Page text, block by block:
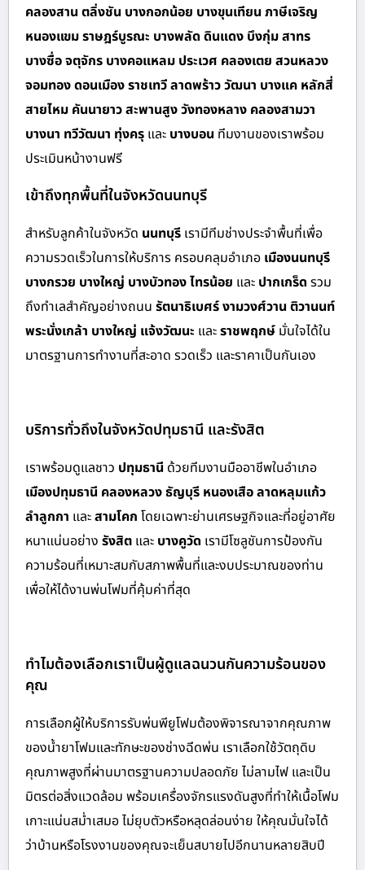
คลองสาน ตลิ่งชัน บางกอกน้อย บางขุนเทียน ภาษีเจริญ
หนองแขม ราษฎร์บูรณะ บางพลัด ดินแดง บึงกุ่ม สาทร
บางซื่อ จตุจักร บางคอแหลม ประเวศ คลองเตย สวนหลวง
จอมทอง ดอนเมือง ราชเทวี ลาดพร้าว วัฒนา บางแค หลักสี่
สายไหม คันนายาว สะพานสูง วังทองหลาง คลองสามวา
บางนา ทวีวัฒนา ทุ่งครุ และ บางบอน ทีมงานของเราพร้อม
ประเมินหน้างานฟรี
เข้าถึงทุกพื้นที่ในจังหวัดนนทบุรี
สำหรับลูกค้าในจังหวัด นนทบุรี เรามีทีมช่างประจำพื้นที่เพื่อ
ความรวดเร็วในการให้บริการ ครอบคลุมอำเภอ เมืองนนทบุรี
บางกรวย บางใหญ่ บางบัวทอง ไทรน้อย และ ปากเกร็ด รวม
ถึงทำเลสำคัญอย่างถนน รัตนาธิเบศร์ งามวงศ์วาน ติวานนท์
พระนั่งเกล้า บางใหญ่ แจ้งวัฒนะ และราชพฤกษ์ มั่นใจได้ใน
มาตรฐานการทำงานที่สะอาด รวดเร็ว และราคาเป็นกันเอง
บริการทั่วถึงในจังหวัดปทุมธานี และรังสิต
เราพร้อมดูแลชาว ปทุมธานี ด้วยทีมงานมืออาชีพในอำเภอ
เมืองปทุมธานี คลองหลวง ธัญบุรี หนองเสือ ลาดหลุมแก้ว
ลำลูกกา และสามโคก โดยเฉพาะย่านเศรษฐกิจและที่อยู่อาศัย
หนาแน่นอย่าง รังสิต และ บางคูวัด เรามีโซลูชันการป้องกัน
ความร้อนที่เหมาะสมกับสภาพพื้นที่และงบประมาณของท่าน
เพื่อให้ได้งานพ่นโฟมที่คุ้มค่าที่สุด
ทำไมต้องเลือกเราเป็นผู้ดูแลฉนวนกันความร้อนของ
คุณ
การเลือกผู้ให้บริการรับพ่นพียูโฟมต้องพิจารณาจากคุณภาพ
ของน้ำยาโฟมและทักษะของช่างฉีดพ่น เราเลือกใช้วัตถุดิบ
คุณภาพสูงที่ผ่านมาตรฐานความปลอดภัย ไม่ลามไฟ และเป็น
มิตรต่อสิ่งแวดล้อม พร้อมเครื่องจักรแรงดันสูงที่ทำให้เนื้อโฟม
เกาะแน่นสม่ำเสมอ ไม่ยุบตัวหรือหลุดล่อนง่าย ให้คุณมั่นใจได้
ว่าบ้านหรือโรงงานของคุณจะเย็นสบายไปอีกนานหลายสิบปี